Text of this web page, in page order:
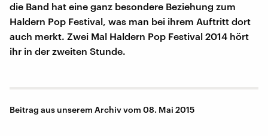
die Band hat eine ganz besondere Beziehung zum
Haldern Pop Festival, was man bei ihrem Auftritt dort
auch merkt. Zwei Mal Haldern Pop Festival 2014 hört
ihr in der zweiten Stunde.
Beitrag aus unserem Archiv vom 08. Mai 2015